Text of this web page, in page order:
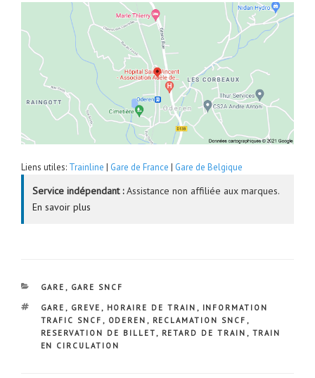
Liens utiles: Trainline | Gare de France | Gare de Belgique
Service indépendant :Assistance non affiliée aux marques.
En savoir plus
CATÉGORIES
GARE , GARE SNCF
ÉTIQUETTES
GARE , GREVE , HORAIRE DE TRAIN , INFORMATION
TRAFIC SNCF , ODEREN , RECLAMATION SNCF ,
RESERVATION DE BILLET, RETARD DE TRAIN , TRAIN
EN CIRCULATION